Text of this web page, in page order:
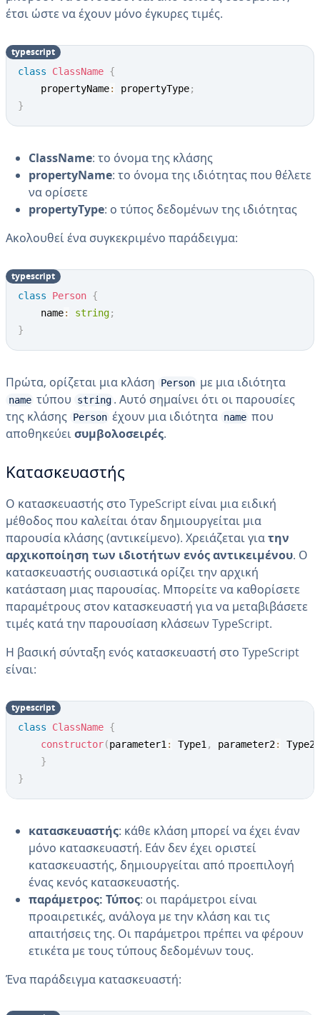
έτσι ώστε να έχουν μόνο έγκυρες τιμές.
class ClassName {
    propertyName
: propertyType;
}
typescript
ClassName: το όνομα της κλάσης
propertyName: το όνομα της ιδιότητας που θέλετε
να ορίσετε
propertyType: ο τύπος δεδομένων της ιδιότητας
Ακολουθεί ένα συγκεκριμένο παράδειγμα:
class Person {
    name
: string;
}
typescript
Πρώτα, ορίζεται μια κλάση Person με μια ιδιότητα
name τύπου string . Αυτό σημαίνει ότι οι παρουσίες
της κλάσης Person έχουν μια ιδιότητα name που
αποθηκεύεισυμβολοσειρές.
Κατασκευαστής
Ο κατασκευαστής στο TypeScript είναι μια ειδική
μέθοδος που καλείται όταν δημιουργείται μια
παρουσία κλάσης (αντικείμενο). Χρειάζεται γιατην
αρχικοποίηση των ιδιοτήτων ενός αντικειμένου. Ο
κατασκευαστής ουσιαστικά ορίζει την αρχική
κατάσταση μιας παρουσίας. Μπορείτε να καθορίσετε
παραμέτρους στον κατασκευαστή για να μεταβιβάσετε
τιμές κατά την παρουσίαση κλάσεων TypeScript.
Η βασική σύνταξη ενός κατασκευαστή στο TypeScript
είναι:
class ClassName {
constructor(parameter1 : Type1 , parameter2: Type2
}
}
typescript
κατασκευαστής: κάθε κλάση μπορεί να έχει έναν
μόνο κατασκευαστή. Εάν δεν έχει οριστεί
κατασκευαστής, δημιουργείται από προεπιλογή
ένας κενός κατασκευαστής.
παράμετρος: Τύπος: οι παράμετροι είναι
προαιρετικές, ανάλογα με την κλάση και τις
απαιτήσεις της. Οι παράμετροι πρέπει να φέρουν
ετικέτα με τους τύπους δεδομένων τους.
Ένα παράδειγμα κατασκευαστή: